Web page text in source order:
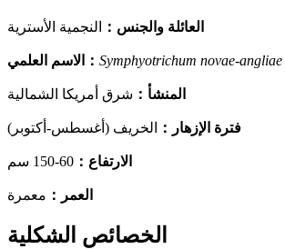
العائلة والجنس ： النجمية الأسترية
الاسم العلمي ： Symphyotrichum novae-angliae
المنشأ ： شرق أمريكا الشمالية
فترة الإزهار ： الخريف (أغسطس-أكتوبر)
الارتفاع ： 60-150 سم
العمر ： معمرة
الخصائص الشكلية